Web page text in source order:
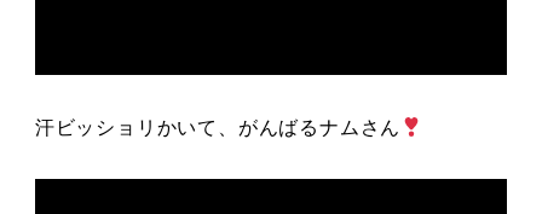
汗ビッショリかいて、がんばるナムさん